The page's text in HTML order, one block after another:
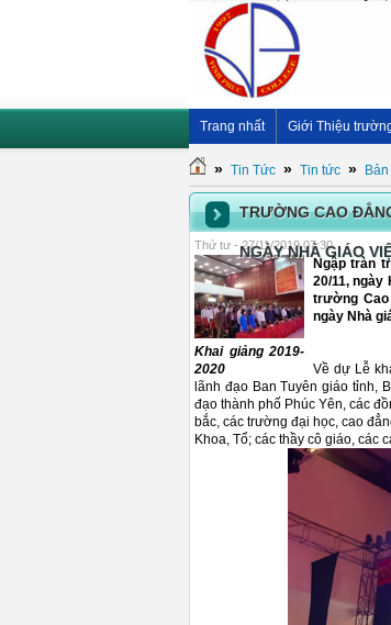
Trang nhất Giới Thiệu
» Tin Tức » Tin tức »
TRƯỜNG CAO
NGÀY NHÀ GIÁO
Thứ tư - 27/11/2019 07:30
Khai giảng 2019-
2020
Ngập tràn
20/11, ngày
trường Cao
ngày Nhà
Về dự Lễ
lãnh đạo Ban Tuyên giáo tỉnh,
đạo thành phố Phúc Yên, các
bắc, các trường đại học, cao
Khoa, Tổ; các thầy cô giáo, các